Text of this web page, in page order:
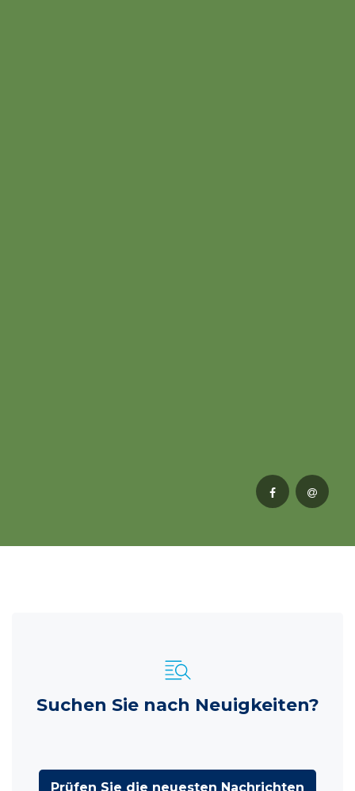
Suchen Sie nach Neuigkeiten?
Prüfen Sie die neuesten Nachrichten